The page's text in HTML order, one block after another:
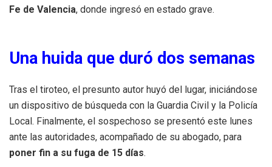
Fe de Valencia, donde ingresó en estado grave.
Una huida que duró dos semanas
Tras el tiroteo, el presunto autor huyó del lugar, iniciándose
un dispositivo de búsqueda con la Guardia Civil y la Policía
Local. Finalmente, el sospechoso se presentó este lunes
ante las autoridades, acompañado de su abogado, para
poner fin a su fuga de 15 días.